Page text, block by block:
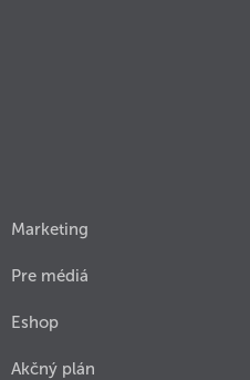
Marketing
Pre médiá
Eshop
Akčný plán